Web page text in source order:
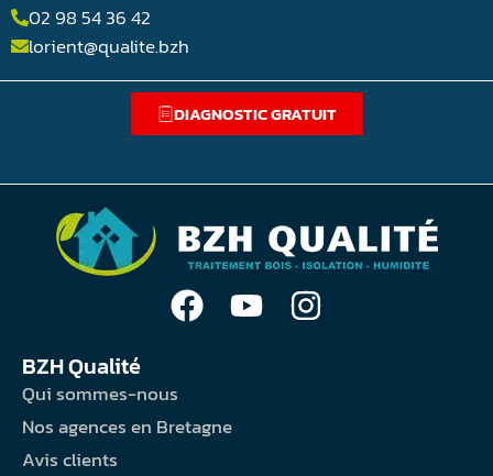
02 98 54 36 42
lorient@qualite.bzh
DIAGNOSTIC GRATUIT
BZH Qualité
Qui sommes-nous
Nos agences en Bretagne
Avis clients